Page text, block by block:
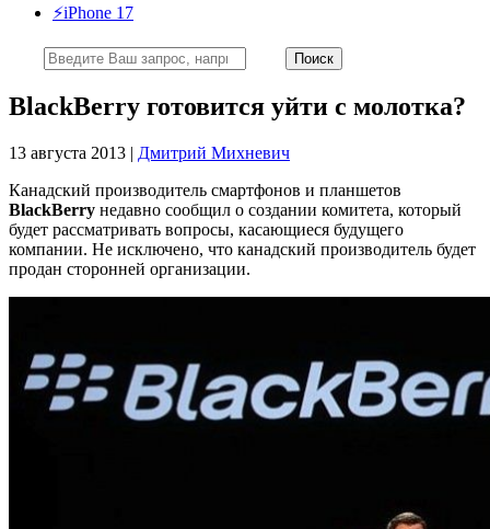
⚡️iPhone 17
BlackBerry готовится уйти с молотка?
13 августа 2013 | Дмитрий Михневич
Канадский производитель смартфонов и планшетов
BlackBerry недавно сообщил о создании комитета, который
будет рассматривать вопросы, касающиеся будущего
компании. Не исключено, что канадский производитель будет
продан сторонней организации.